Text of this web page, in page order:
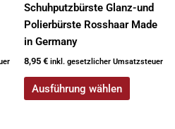
Schuhputzbürste Glanz-und
Polierbürste Rosshaar Made
in Germany
8,95 € inkl. gesetzlicher Umsatzsteuer
Ausführung wählen
werden